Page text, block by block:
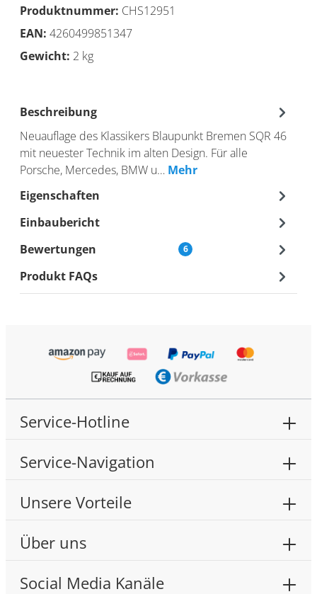
Produktnummer: CHS12951
EAN: 4260499851347
Gewicht: 2 kg
Beschreibung
Neuauflage des Klassikers Blaupunkt Bremen SQR 46
mit neuester Technik im alten Design. Für alle
Porsche, Mercedes, BMW u… Mehr
Eigenschaften
Einbaubericht
Bewertungen
6
Produkt FAQs
Service-Hotline
Service-Navigation
Unsere Vorteile
Über uns
Social Media Kanäle